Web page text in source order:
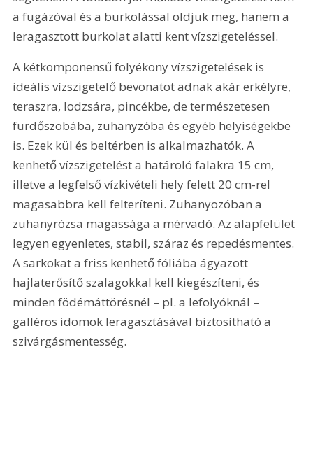
a fugázóval és a burkolással oldjuk meg, hanem a
leragasztott burkolat alatti kent vízszigeteléssel.
A kétkomponensű folyékony vízszigetelések is
ideális vízszigetelő bevonatot adnak akár erkélyre,
teraszra, lodzsára, pincékbe, de természetesen
fürdőszobába, zuhanyzóba és egyéb helyiségekbe
is. Ezek kül és beltérben is alkalmazhatók. A
kenhető vízszigetelést a határoló falakra 15 cm,
illetve a legfelső vízkivételi hely felett 20 cm-rel
magasabbra kell felteríteni. Zuhanyozóban a
zuhanyrózsa magassága a mérvadó. Az alapfelület
legyen egyenletes, stabil, száraz és repedésmentes.
A sarkokat a friss kenhető fóliába ágyazott
hajlaterősítő szalagokkal kell kiegészíteni, és
minden födémáttörésnél – pl. a lefolyóknál –
galléros idomok leragasztásával biztosítható a
szivárgásmentesség.